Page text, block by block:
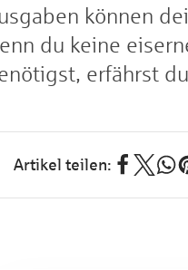
können
du keine
erfährst